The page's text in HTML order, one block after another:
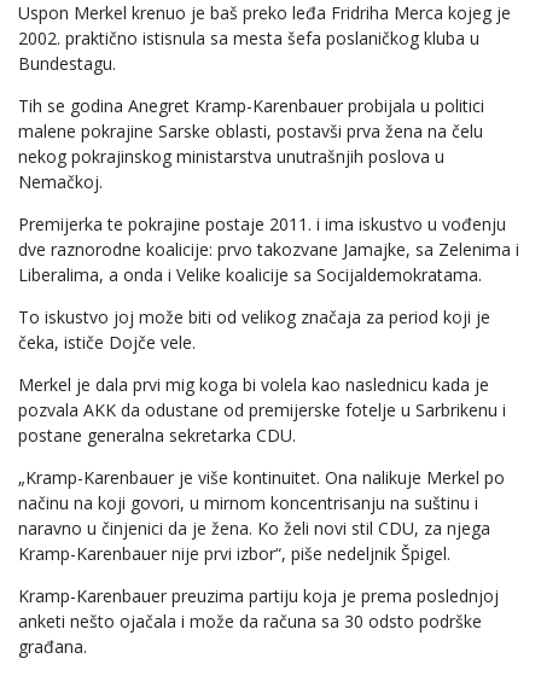
Uspon Merkel krenuo je baš preko leđa Fridriha Merca kojeg je
2002. praktično istisnula sa mesta šefa poslaničkog kluba u
Bundestagu.
Tih se godina Anegret Kramp-Karenbauer probijala u politici
malene pokrajine Sarske oblasti, postavši prva žena na čelu
nekog pokrajinskog ministarstva unutrašnjih poslova u
Nemačkoj.
Premijerka te pokrajine postaje 2011. i ima iskustvo u vođenju
dve raznorodne koalicije: prvo takozvane Jamajke, sa Zelenima i
Liberalima, a onda i Velike koalicije sa Socijaldemokratama.
To iskustvo joj može biti od velikog značaja za period koji je
čeka, ističe Dojče vele.
Merkel je dala prvi mig koga bi volela kao naslednicu kada je
pozvala AKK da odustane od premijerske fotelje u Sarbrikenu i
postane generalna sekretarka CDU.
„Kramp-Karenbauer je više kontinuitet. Ona nalikuje Merkel po
načinu na koji govori, u mirnom koncentrisanju na suštinu i
naravno u činjenici da je žena. Ko želi novi stil CDU, za njega
Kramp-Karenbauer nije prvi izbor“, piše nedeljnik Špigel.
Kramp-Karenbauer preuzima partiju koja je prema poslednjoj
anketi nešto ojačala i može da računa sa 30 odsto podrške
građana.